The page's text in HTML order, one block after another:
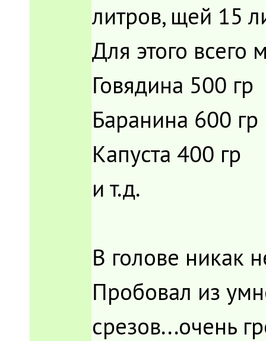
литров, щей 15
Для этого всего
Говядина 500 гр
Баранина 600 гр
Капуста 400 гр
и т.д.
В голове никак
Пробовал из
срезов...очень